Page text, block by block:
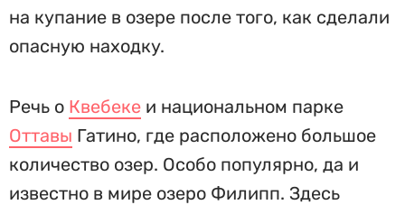
на купание в озере после того, как сделали
опасную находку.
Речь о Квебеке и национальном парке
Оттавы Гатино, где расположено большое
количество озер. Особо популярно, да и
известно в мире озеро Филипп. Здесь